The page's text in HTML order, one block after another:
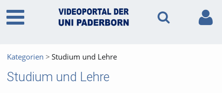
Kategorien Studium und Lehre
Studium und Lehre